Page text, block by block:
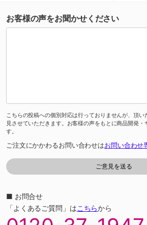
お客様の声をお聞かせください
こちらの投稿への個別対応は行っておりませんが、頂
見させていただきます。お客様の声をもとに商品開発・
す。
ご注文にかかわるお問い合わせはお問い合わせ
■ お問合せ
「よくあるご質問」はこちらから